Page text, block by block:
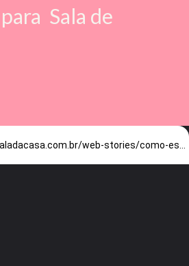
Sala de
https://saladacasa.com.br/web-stories/como-escolher-tapete-para-sala-de-estar/